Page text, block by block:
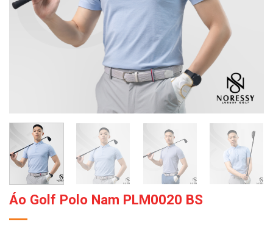
Áo Golf Polo Nam PLM0020 BS